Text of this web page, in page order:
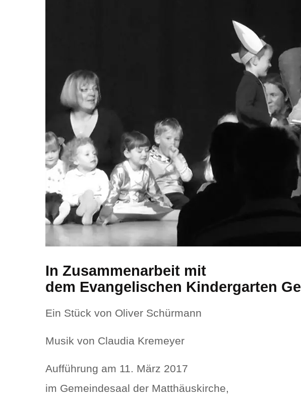
In Zusammenarbeit mit
dem Evangelischen Kindergarten
Ein Stück von Oliver Schürmann
Musik von Claudia Kremeyer
Aufführung am 11. März 2017
im Gemeindesaal der Matthäuskirche,